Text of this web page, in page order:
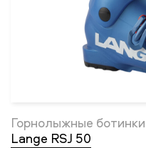
Горнолыжные ботинки
Lange RSJ 50